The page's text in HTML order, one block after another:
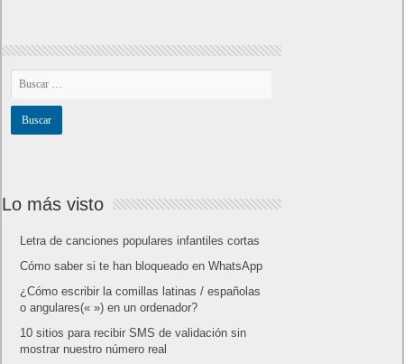
Lo más visto
Letra de canciones populares infantiles cortas
Cómo saber si te han bloqueado en WhatsApp
¿Cómo escribir la comillas latinas / españolas
o angulares(« ») en un ordenador?
10 sitios para recibir SMS de validación sin
mostrar nuestro número real